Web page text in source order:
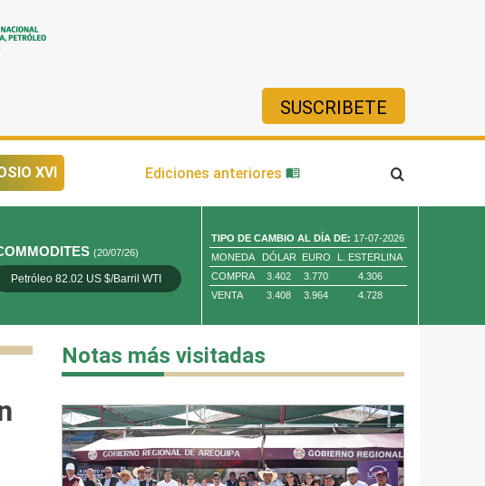
SUSCRIBETE
XVI Ediciones anteriores
(20/07/26)
Petróleo 82.02 US $/Barril WTI Oro 4,010.80 US $/ Oz. Tr.
TIPO DE CAMBIO AL DÍA DE: 17-07-2026
MONEDA
DÓLAR EURO
L. ESTERLINA
COMPRA
3.402 3.770
4.306
VENTA
3.408 3.964 4.728
Notas más visitadas